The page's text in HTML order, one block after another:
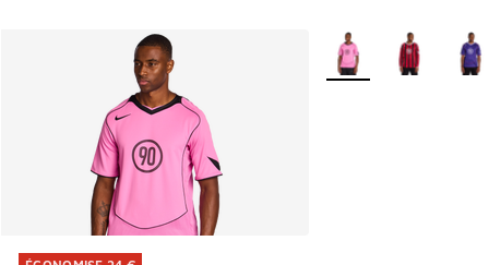
Plus de couleurs